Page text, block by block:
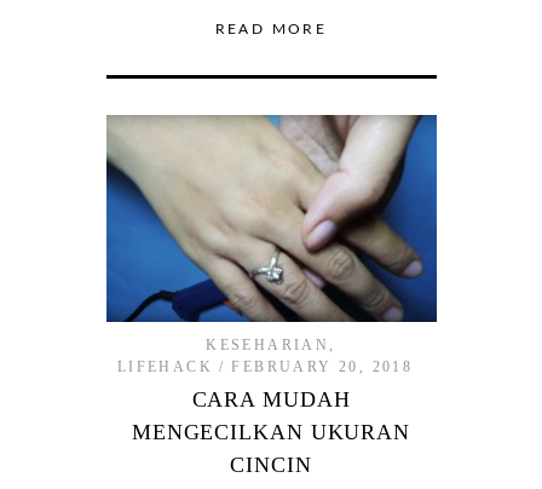
READ MORE
KESEHARIAN
LIFEHACK
FEBRUARY 20, 2018
CARA MUDAH
MENGECILKAN UKURAN
CINCIN